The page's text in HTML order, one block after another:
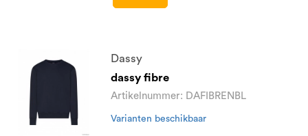
Dassy
dassy fibre
Artikelnummer: DAFIBRENBL
Varianten beschikbaar